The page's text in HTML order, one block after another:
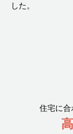
した。
住宅に